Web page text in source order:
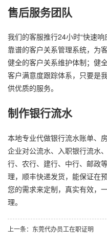
售后服务团队
我们的客服推行24小时“快速
靠谱的客户关系管理系统，为
健全的客户关系维护体制；健
客户满意度跟踪体系，只要是
供优质的服务。
制作银行流水
本地专业代做银行流水账单、
企业对公流水、入职银行流水
行、农行、建行、中行、邮政
理，顺丰快递发货，能保证在
您的需求来定制，真实有效，
理。
上一条：东莞代办员工在职证明